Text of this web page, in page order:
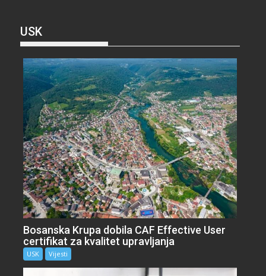
USK
Bosanska Krupa dobila CAF Effective User
certifikat za kvalitet upravljanja
USK Vijesti